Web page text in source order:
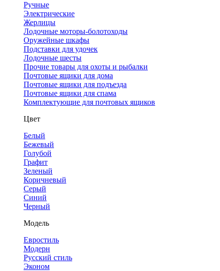
Ручные
Электрические
Жерлицы
Лодочные моторы-болотоходы
Оружейные шкафы
Подставки для удочек
Лодочные шесты
Прочие товары для охоты и рыбалки
Почтовые ящики для дома
Почтовые ящики для подъезда
Почтовые ящики для спама
Комплектующие для почтовых ящиков
Цвет
Белый
Бежевый
Голубой
Графит
Зеленый
Коричневый
Серый
Синий
Черный
Модель
Евростиль
Модерн
Русский стиль
Эконом